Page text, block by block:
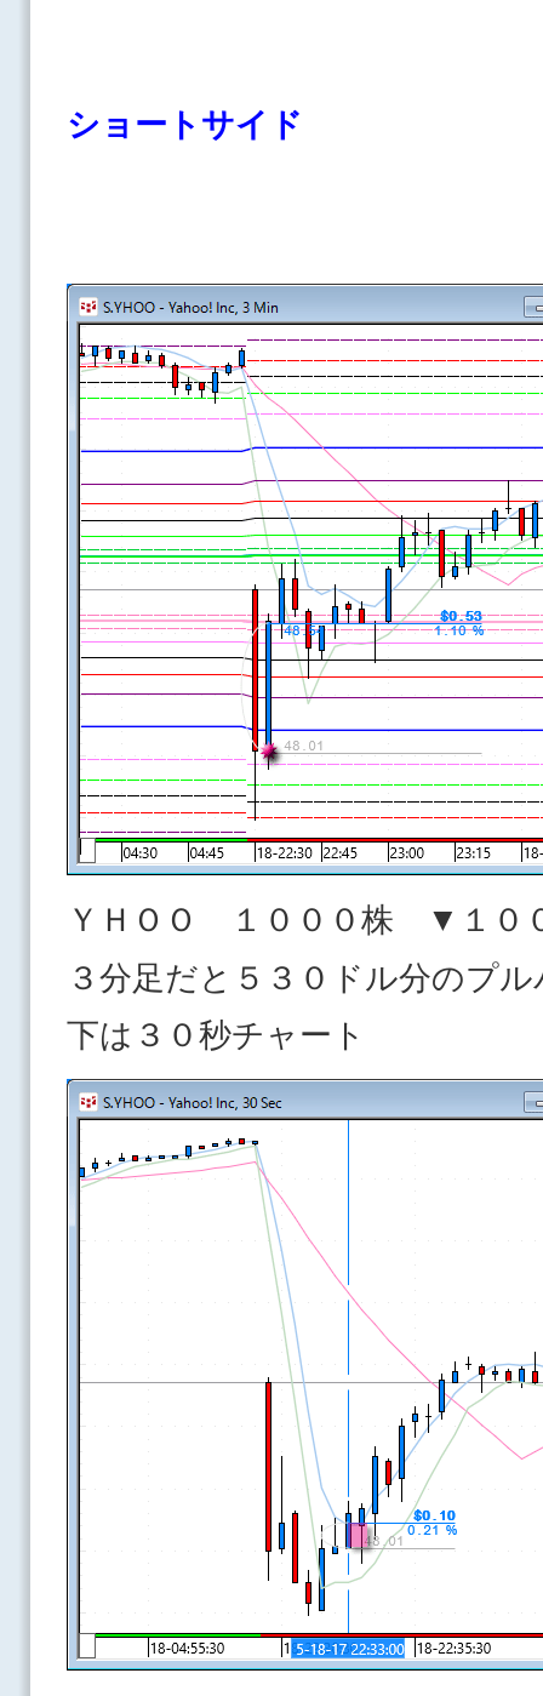
ショートサイド
ＹＨＯＯ １０００株 ▼１０
３分足だと５３０ドル分のプ
下は３０秒チャート